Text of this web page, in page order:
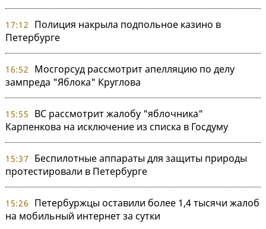
17:12
Полиция накрыла подпольное казино в
Петербурге
16:52
Мосгорсуд рассмотрит апелляцию по делу
зампреда "Яблока" Круглова
15:55
ВС рассмотрит жалобу "яблочника"
Карпенкова на исключение из списка в Госдуму
15:37
Беспилотные аппараты для защиты природы
протестировали в Петербурге
15:26
Петербуржцы оставили более 1,4 тысячи жалоб
на мобильный интернет за сутки